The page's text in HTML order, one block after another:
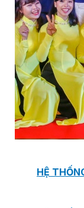
BƠM
BƠM
HỆ
HỆ